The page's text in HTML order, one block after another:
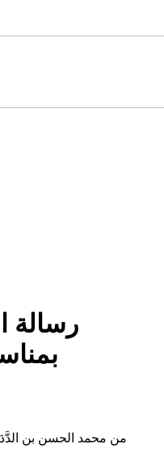
رسالة
من محمد الحسن بن